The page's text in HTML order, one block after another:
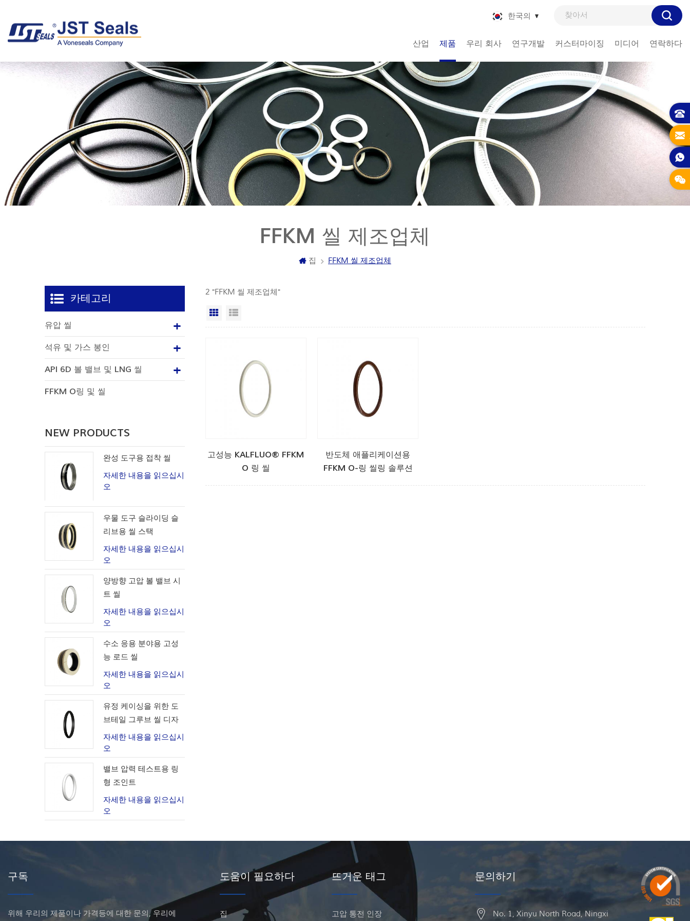
한국의
산업 제품 우리 회사 연구개발 커스터마이징 미디어 연락하다
FFKM 씰 제조업체
집 FFKM 씰 제조업체
2 "FFKM 씰 제조업체"
격자보기
고성능 KALFLUO® FFKM
O 링 씰
반도체 애플리케이션용
FFKM O-링 씰링 솔루션
카테고리
유압 씰
석유 및 가스 봉인
API 6D 볼 밸브 및 LNG 씰
FFKM O링 및 씰
NEW PRODUCTS
완성 도구용 접착 씰
자세한 내용을 읽으십시
오
우물 도구 슬라이딩 슬
리브용 씰 스택
자세한 내용을 읽으십시
오
양방향 고압 볼 밸브 시
트 씰
자세한 내용을 읽으십시
오
수소 응용 분야용 고성
능 로드 씰
자세한 내용을 읽으십시
오
유정 케이싱을 위한 도
브테일 그루브 씰 디자
인
자세한 내용을 읽으십시
오
밸브 압력 테스트용 링
형 조인트
자세한 내용을 읽으십시
오
구독
위해 우리의 제품이나 가격등에 대한 문의, 우리에
도움이 필요하다
집
뜨거운 태그
고압 통전 인장
문의하기
No. 1, Xinyu North Road, Ningxi